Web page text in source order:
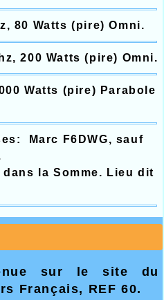
80 Watts (pire) Omni.
200 Watts (pire) Omni.
Watts (pire) Parabole
Marc F6DWG, sauf
la Somme. Lieu dit
sur le site du
Français, REF 60.